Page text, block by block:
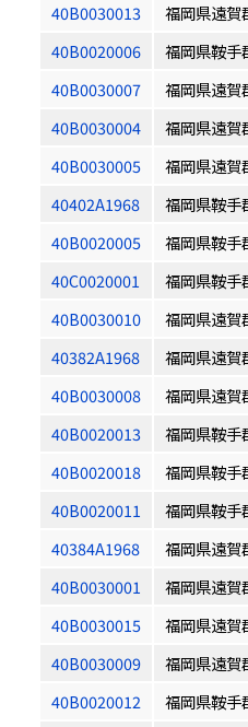
40B0030013
福岡県遠賀
40B0020006
福岡県鞍手
40B0030007
福岡県遠賀
40B0030004
福岡県遠賀
40B0030005
福岡県遠賀
40402A1968
福岡県鞍手
40B0020005
福岡県鞍手
40C0020001
福岡県鞍手
40B0030010
福岡県遠賀
40382A1968
福岡県遠賀
40B0030008
福岡県遠賀
40B0020013
福岡県鞍手
40B0020018
福岡県鞍手
40B0020011
福岡県鞍手
40384A1968
福岡県遠賀
40B0030001
福岡県遠賀
40B0030015
福岡県遠賀
40B0030009
福岡県遠賀
40B0020012
福岡県鞍手